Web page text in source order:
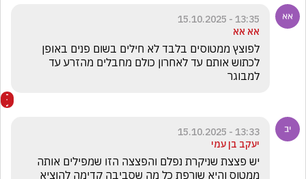
13:35 - 15.10.2025
אא אא
למבוגר
13:33 - 15.10.2025
יעקב בן עמי